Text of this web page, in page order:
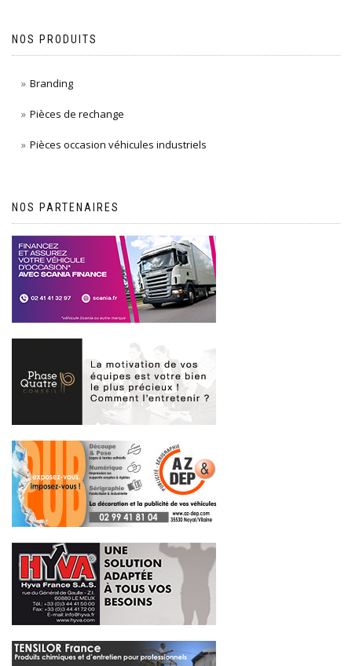
NOS PRODUITS
Branding
Pièces de rechange
Pièces occasion véhicules industriels
NOS PARTENAIRES